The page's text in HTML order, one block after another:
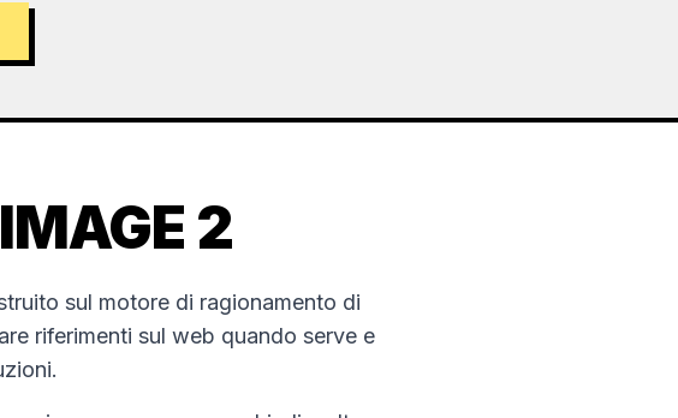
2
sul motore di ragionamento di
riferimenti sul web quando serve e